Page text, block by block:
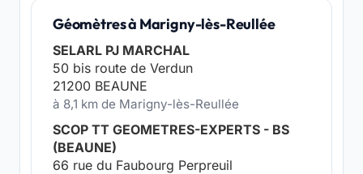
Géomètres à Marigny-lès-Reullée
SELARL PJ MARCHAL
50 bis route de Verdun
21200 BEAUNE
à 8,1 km de Marigny-lès-Reullée
SCOP TT GEOMETRES-EXPERTS - BS
(BEAUNE)
66 rue du Faubourg Perpreuil